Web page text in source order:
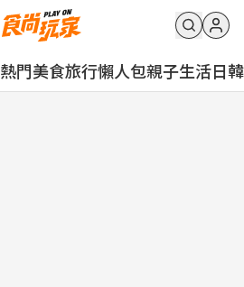
熱門美食旅行懶人包親子生活日韓